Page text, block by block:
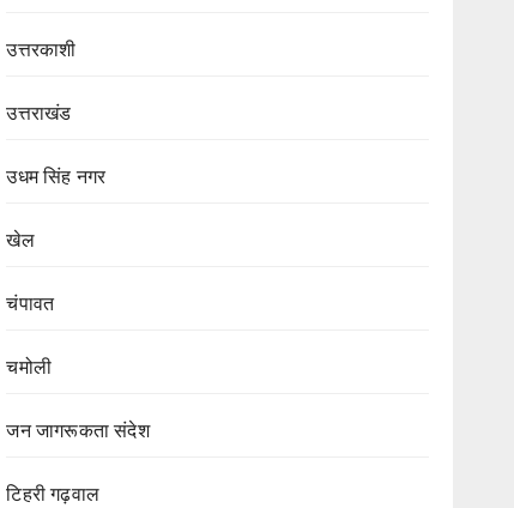
उत्तरकाशी
उत्तराखंड
उधम सिंह नगर
खेल
चंपावत
चमोली
जन जागरूकता संदेश
टिहरी गढ़वाल